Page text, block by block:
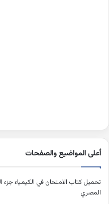
أعلى المواضيع والصفحات
المصري